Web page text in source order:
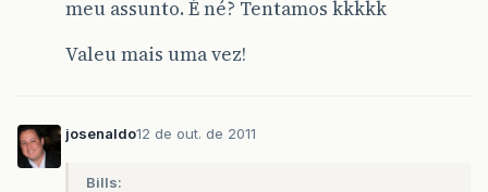
meu assunto. É né? Tentamos kkkkk
Valeu mais uma vez!
josenaldo12 de out. de 2011
Bills: